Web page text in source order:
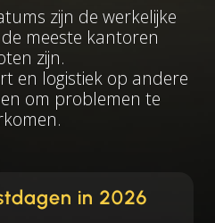
zijn de werkelijke
meeste kantoren
zijn.
en logistiek op andere
om problemen te
in 2026